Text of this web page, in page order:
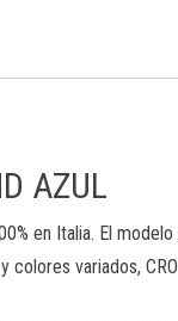
AZUL
en Italia. El
variados,